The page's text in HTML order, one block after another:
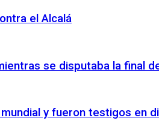
el Alcalá
se disputaba la final
y fueron testigos en